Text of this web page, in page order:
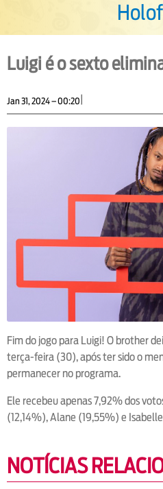
Luigi é o sexto
Jan 31, 2024 – 00:20
Fim do jogo para Luigi! O brother
terça-feira (30), após ter sido o
permanecer no programa.
Ele recebeu apenas 7,92% dos
(12,14%), Alane (19,55%) e
NOTÍCIAS